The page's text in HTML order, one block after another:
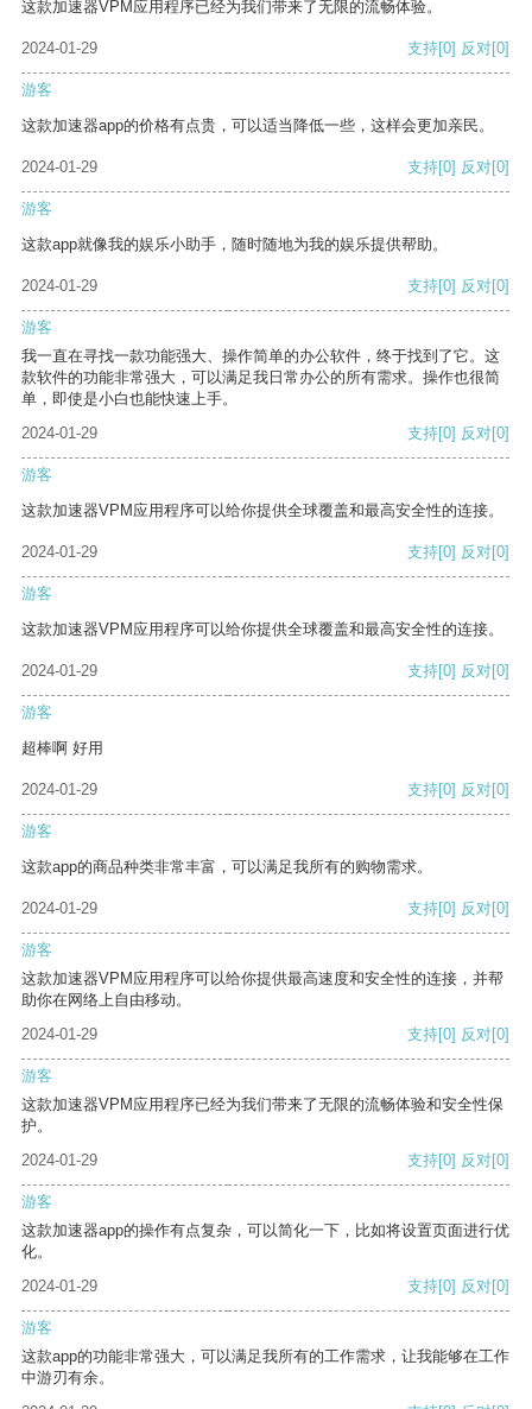
这款加速器VPM应用程序已经为我们带来了无限的流畅体验。
2024-01-29 支持[0] 反对[0]
游客
这款加速器app的价格有点贵，可以适当降低一些，这样会更加亲民。
2024-01-29 支持[0] 反对[0]
游客
这款app就像我的娱乐小助手，随时随地为我的娱乐提供帮助。
2024-01-29 支持[0] 反对[0]
游客
我一直在寻找一款功能强大、操作简单的办公软件，终于找到了它。这
款软件的功能非常强大，可以满足我日常办公的所有需求。操作也很简
单，即使是小白也能快速上手。
2024-01-29
支持[0] 反对[0]
游客
这款加速器VPM应用程序可以给你提供全球覆盖和最高安全性的连接。
2024-01-29 支持[0] 反对[0]
游客
这款加速器VPM应用程序可以给你提供全球覆盖和最高安全性的连接。
2024-01-29 支持[0] 反对[0]
游客
超棒啊 好用
2024-01-29 支持[0] 反对[0]
游客
这款app的商品种类非常丰富，可以满足我所有的购物需求。
2024-01-29 支持[0] 反对[0]
游客
这款加速器VPM应用程序可以给你提供最高速度和安全性的连接，并帮
助你在网络上自由移动。
2024-01-29
支持[0] 反对[0]
游客
这款加速器VPM应用程序已经为我们带来了无限的流畅体验和安全性保
护。
2024-01-29
支持[0] 反对[0]
游客
这款加速器app的操作有点复杂，可以简化一下，比如将设置页面进行优
化。
2024-01-29
支持[0] 反对[0]
游客
这款app的功能非常强大，可以满足我所有的工作需求，让我能够在工作
中游刃有余。